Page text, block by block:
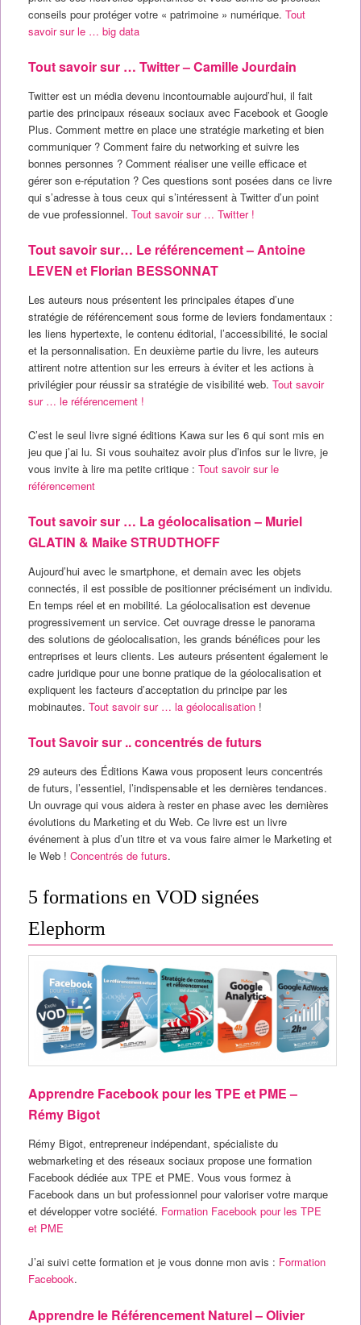
conseils pour protéger votre « patrimoine » numérique. Tout
savoir sur le … big data
Tout savoir sur … Twitter – Camille Jourdain
Twitter est un média devenu incontournable aujourd’hui, il fait
partie des principaux réseaux sociaux avec Facebook et Google
Plus. Comment mettre en place une stratégie marketing et bien
communiquer ? Comment faire du networking et suivre les
bonnes personnes ? Comment réaliser une veille efficace et
gérer son e-réputation ? Ces questions sont posées dans ce livre
qui s’adresse à tous ceux qui s’intéressent à Twitter d’un point
de vue professionnel. Tout savoir sur … Twitter !
Tout savoir sur… Le référencement – Antoine
LEVEN et Florian BESSONNAT
Les auteurs nous présentent les principales étapes d’une
stratégie de référencement sous forme de leviers fondamentaux :
les liens hypertexte, le contenu éditorial, l’accessibilité, le social
et la personnalisation. En deuxième partie du livre, les auteurs
attirent notre attention sur les erreurs à éviter et les actions à
privilégier pour réussir sa stratégie de visibilité web. Tout savoir
sur … le référencement !
C’est le seul livre signé éditions Kawa sur les 6 qui sont mis en
jeu que j’ai lu. Si vous souhaitez avoir plus d’infos sur le livre, je
vous invite à lire ma petite critique : Tout savoir sur le
référencement
Tout savoir sur … La géolocalisation – Muriel
GLATIN & Maike STRUDTHOFF
Aujourd’hui avec le smartphone, et demain avec les objets
connectés, il est possible de positionner précisément un individu.
En temps réel et en mobilité. La géolocalisation est devenue
progressivement un service. Cet ouvrage dresse le panorama
des solutions de géolocalisation, les grands bénéfices pour les
entreprises et leurs clients. Les auteurs présentent également le
cadre juridique pour une bonne pratique de la géolocalisation et
expliquent les facteurs d’acceptation du principe par les
mobinautes. Tout savoir sur … la géolocalisation !
Tout Savoir sur .. concentrés de futurs
29 auteurs des Éditions Kawa vous proposent leurs concentrés
de futurs, l’essentiel, l’indispensable et les dernières tendances.
Un ouvrage qui vous aidera à rester en phase avec les dernières
évolutions du Marketing et du Web. Ce livre est un livre
événement à plus d’un titre et va vous faire aimer le Marketing et
le Web ! Concentrés de futurs.
5 formations en VOD signées
Elephorm
Apprendre Facebook pour les TPE et PME –
Rémy Bigot
Rémy Bigot, entrepreneur indépendant, spécialiste du
webmarketing et des réseaux sociaux propose une formation
Facebook dédiée aux TPE et PME. Vous vous formez à
Facebook dans un but professionnel pour valoriser votre marque
et développer votre société. Formation Facebook pour les TPE
et PME
J’ai suivi cette formation et je vous donne mon avis : Formation
Facebook.
Apprendre le Référencement Naturel – Olivier